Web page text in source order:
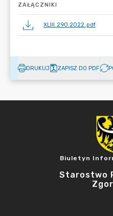
ZAŁĄCZNIKI
XLIII.290.2022.pdf
DRUKUJ ZAPISZ DO PDF
Biuletyn
Starostwo